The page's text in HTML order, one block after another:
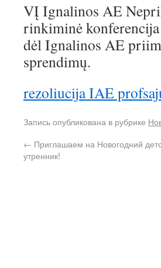
VĮ Ignalinos AE
rinkiminė
dėl Ignalinos AE
sprendimų.
rezoliucija IAE
Запись опубликована в рубрике
← Приглашаем на Новогодний
утренник!